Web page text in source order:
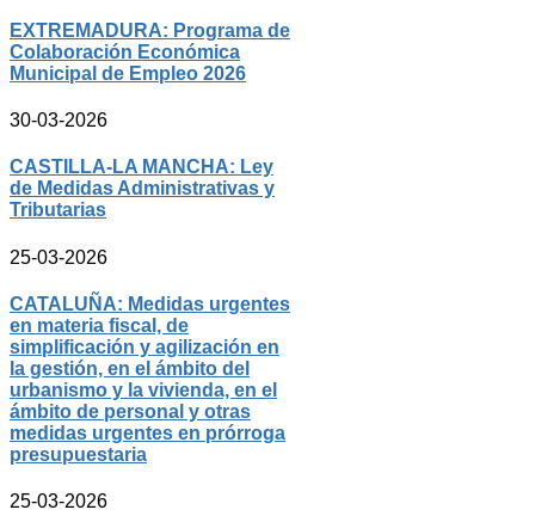
EXTREMADURA: Programa de
Colaboración Económica
Municipal de Empleo 2026
30-03-2026
CASTILLA-LA MANCHA: Ley
de Medidas Administrativas y
Tributarias
25-03-2026
CATALUÑA: Medidas urgentes
en materia fiscal, de
simplificación y agilización en
la gestión, en el ámbito del
urbanismo y la vivienda, en el
ámbito de personal y otras
medidas urgentes en prórroga
presupuestaria
25-03-2026